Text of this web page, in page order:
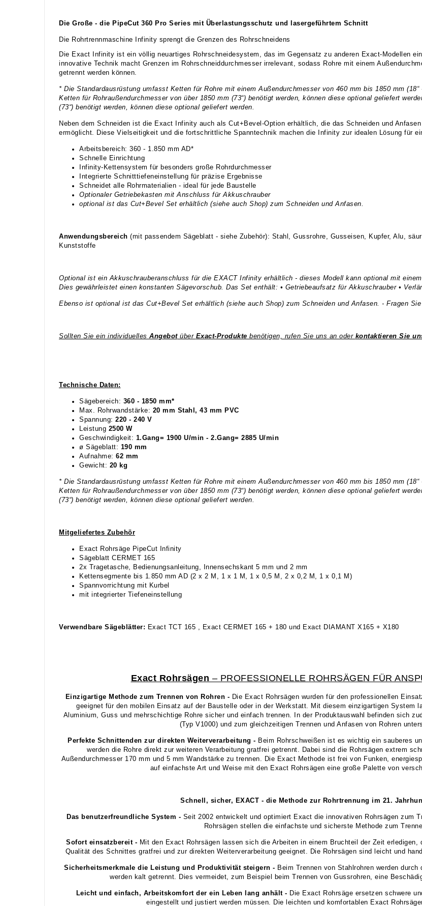
Die Große - die PipeCut 360 Pro Series mit Überlastungsschutz und lasergeführtem Schnitt
Die Rohrtrennmaschine Infinity sprengt die Grenzen des Rohrschneidens
Die Exact Infinity ist ein völlig neuartiges Rohrschneidesystem, das im Gegensatz zu anderen Exact-Modellen
innovative Technik macht Grenzen im Rohrschneiddurchmesser irrelevant, sodass Rohre mit einem
getrennt werden können.
* Die Standardausrüstung umfasst Ketten für Rohre mit einem Außendurchmesser von 460 mm bis 1850 mm
Ketten für Rohraußendurchmesser von über 1850 mm (73“) benötigt werden, können diese optional geliefert
(73“) benötigt werden, können diese optional geliefert werden.
Neben dem Schneiden ist die Exact Infinity auch als Cut+Bevel-Option erhältlich, die das Schneiden und
ermöglicht. Diese Vielseitigkeit und die fortschrittliche Spanntechnik machen die Infinity zur idealen Lösung für
Arbeitsbereich: 360 - 1.850 mm AD*
Schnelle Einrichtung
Infinity-Kettensystem für besonders große Rohrdurchmesser
Integrierte Schnitttiefeneinstellung für präzise Ergebnisse
Schneidet alle Rohrmaterialien - ideal für jede Baustelle
Optionaler Getriebekasten mit Anschluss für Akkuschrauber
optional ist das Cut+Bevel Set erhältlich (siehe auch Shop) zum Schneiden und Anfasen.
Anwendungsbereich (mit passendem Sägeblatt - siehe Zubehör): Stahl, Gussrohre, Gusseisen, Kupfer, Alu,
Kunststoffe
Optional ist ein Akkuschrauberanschluss für die EXACT Infinity erhältlich - dieses Modell kann optional mit
Dies gewährleistet einen konstanten Sägevorschub. Das Set enthält: • Getriebeaufsatz für Akkuschrauber •
Ebenso ist optional ist das Cut+Bevel Set erhältlich (siehe auch Shop) zum Schneiden und Anfasen. - Fragen
Sollten Sie ein individuelles Angebotüber Exact-Produkte benötigen, rufen Sie uns an oder kontaktieren Sie
Technische Daten:
Sägebereich: 360 - 1850 mm*
Max. Rohrwandstärke: 20 mm Stahl, 43 mm PVC
Spannung: 220 - 240 V
Leistung 2500 W
Geschwindigkeit: 1.Gang= 1900 U/min - 2.Gang= 2885 U/min
ø Sägeblatt: 190 mm
Aufnahme: 62 mm
Gewicht: 20 kg
* Die Standardausrüstung umfasst Ketten für Rohre mit einem Außendurchmesser von 460 mm bis 1850 mm
Ketten für Rohraußendurchmesser von über 1850 mm (73“) benötigt werden, können diese optional geliefert
(73“) benötigt werden, können diese optional geliefert werden.
Mitgeliefertes Zubehör
Exact Rohrsäge PipeCut Infinity
Sägeblatt CERMET 165
2x Tragetasche, Bedienungsanleitung, Innensechskant 5 mm und 2 mm
Kettensegmente bis 1.850 mm AD (2 x 2 M, 1 x 1 M, 1 x 0,5 M, 2 x 0,2 M, 1 x 0,1 M)
Spannvorrichtung mit Kurbel
mit integrierter Tiefeneinstellung
Verwendbare Sägeblätter: Exact TCT 165 , Exact CERMET 165 + 180 und Exact DIAMANT X165 + X180
Exact Rohrsägen – PROFESSIONELLE ROHRSÄGEN FÜR
Einzigartige Methode zum Trennen von Rohren - Die Exact Rohrsägen wurden für den professionellen
geeignet für den mobilen Einsatz auf der Baustelle oder in der Werkstatt. Mit diesem einzigartigen System
Aluminium, Guss und mehrschichtige Rohre sicher und einfach trennen. In der Produktauswahl befinden sich
(Typ V1000) und zum gleichzeitigen Trennen und Anfasen von Rohren
Perfekte Schnittenden zur direkten Weiterverarbeitung - Beim Rohrschweißen ist es wichtig ein sauberes
werden die Rohre direkt zur weiteren Verarbeitung gratfrei getrennt. Dabei sind die Rohrsägen extrem
Außendurchmesser 170 mm und 5 mm Wandstärke zu trennen. Die Exact Methode ist frei von Funken,
auf einfachste Art und Weise mit den Exact Rohrsägen eine große Palette von
Schnell, sicher, EXACT - die Methode zur Rohrtrennung im 21.
Das benutzerfreundliche System - Seit 2002 entwickelt und optimiert Exact die innovativen Rohrsägen zum
Rohrsägen stellen die einfachste und sicherste Methode zum
Sofort einsatzbereit - Mit den Exact Rohrsägen lassen sich die Arbeiten in einem Bruchteil der Zeit
Qualität des Schnittes gratfrei und zur direkten Weiterverarbeitung geeignet. Die Rohrsägen sind leicht und
Sicherheitsmerkmale die Leistung und Produktivität steigern - Beim Trennen von Stahlrohren werden
werden kalt getrennt. Dies vermeidet, zum Beispiel beim Trennen von Gussrohren, eine
Leicht und einfach, Arbeitskomfort der ein Leben lang anhält - Die Exact Rohrsäge ersetzen schwere
eingestellt und justiert werden müssen. Die leichten und komfortablen Exact